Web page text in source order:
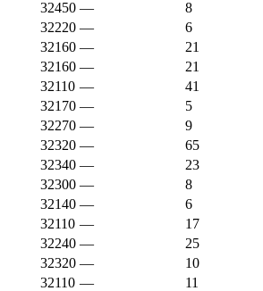
32450 —
8
32220 —
6
32160 —
21
32160 —
21
32110 —
41
32170 —
5
32270 —
9
32320 —
65
32340 —
23
32300 —
8
32140 —
6
32110 —
17
32240 —
25
32320 —
10
32110 —
11